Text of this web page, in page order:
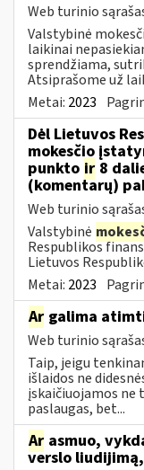
Web turinio
Valstybinė
laikinai
sprendžiama,
Atsiprašome už
Metai: 2023
Dėl Lietuvos
mokesčio
punkto ir 8
(komentarų)
Web turinio
Valstybinė
Respublikos
Lietuvos
Metai: 2023
Ar galima
Web turinio
Taip, jeigu
išlaidos ne
įskaičiuojamos ne
paslaugas, bet...
Ar asmuo,
verslo